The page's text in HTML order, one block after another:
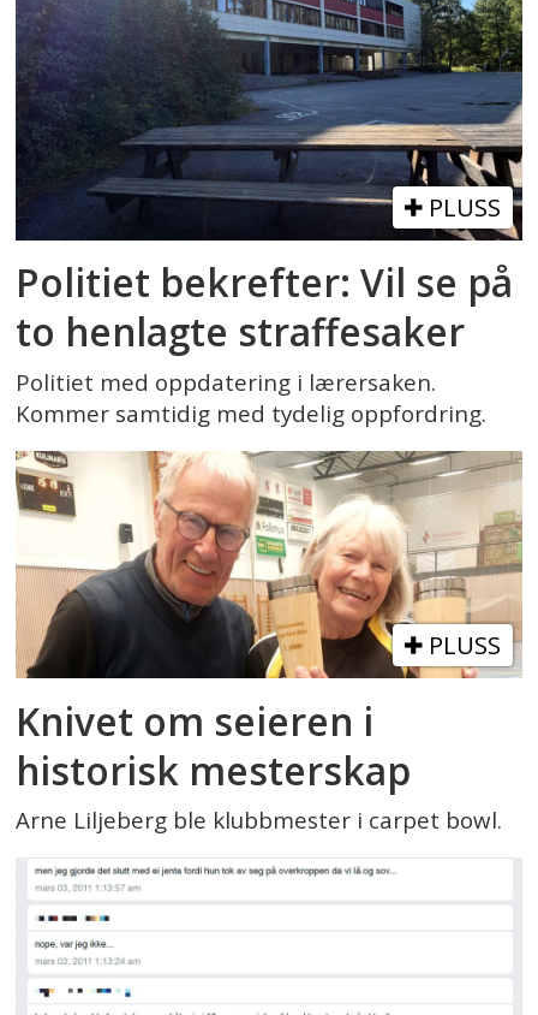
PLUSS
Politiet bekrefter: Vil se på
to henlagte straffesaker
Politiet med oppdatering i lærersaken.
Kommer samtidig med tydelig oppfordring.
PLUSS
Knivet om seieren i
historisk mesterskap
Arne Liljeberg ble klubbmester i carpet bowl.